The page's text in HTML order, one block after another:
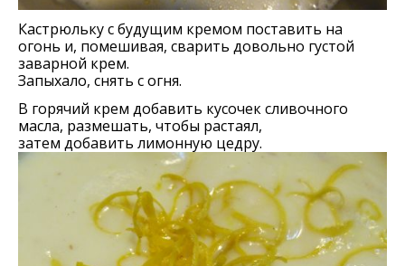
Кастрюльку с будущим кремом поставить на
огонь и, помешивая, сварить довольно густой
заварной крем.
Запыхало, снять с огня.
В горячий крем добавить кусочек сливочного
масла, размешать, чтобы растаял,
затем добавить лимонную цедру.